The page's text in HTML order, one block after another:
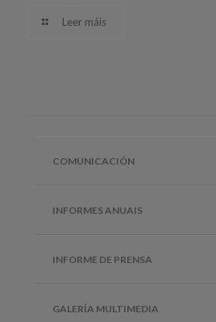
Leer máis
COMUNICACIÓN
INFORMES ANUAIS
INFORME DE PRENSA
GALERÍA MULTIMEDIA